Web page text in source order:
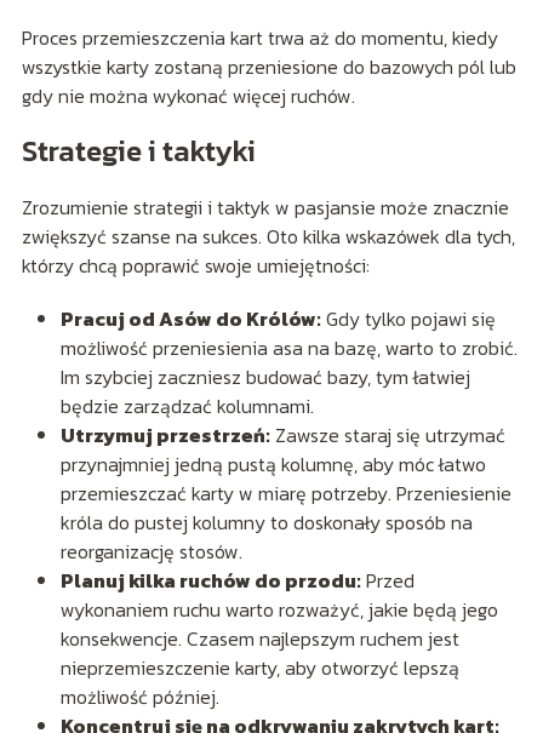
Proces przemieszczenia kart trwa aż do momentu, kiedy
wszystkie karty zostaną przeniesione do bazowych pól lub
gdy nie można wykonać więcej ruchów.
Strategie i taktyki
Zrozumienie strategii i taktyk w pasjansie może znacznie
zwiększyć szanse na sukces. Oto kilka wskazówek dla tych,
którzy chcą poprawić swoje umiejętności:
Pracuj od Asów do Królów:Gdy tylko pojawi się
możliwość przeniesienia asa na bazę, warto to zrobić.
Im szybciej zaczniesz budować bazy, tym łatwiej
będzie zarządzać kolumnami.
Utrzymuj przestrzeń:Zawsze staraj się utrzymać
przynajmniej jedną pustą kolumnę, aby móc łatwo
przemieszczać karty w miarę potrzeby. Przeniesienie
króla do pustej kolumny to doskonały sposób na
reorganizację stosów.
Planuj kilka ruchów do przodu:Przed
wykonaniem ruchu warto rozważyć, jakie będą jego
konsekwencje. Czasem najlepszym ruchem jest
nieprzemieszczenie karty, aby otworzyć lepszą
możliwość później.
Koncentruj się na odkrywaniu zakrytych kart: